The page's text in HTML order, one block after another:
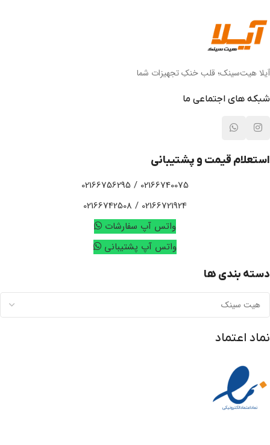
آیلا هیت‌سینک؛ قلب خنکِ تجهیزات شما
شبکه های اجتماعی ما
استعلام قیمت و پشتیبانی
02166740075 / 02166756295
02166721924 / 02166742508
واتس آپ سفارشات
واتس آپ پشتیبانی
دسته بندی ها
نماد اعتماد